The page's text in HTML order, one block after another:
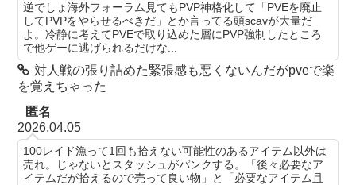
逆でしょ海外フォーラム見てもPVP神格化して「PVEを廃止
してPVPをやらせるべきだ」とか言ってる頭scavが大量だ
よ。冷静に考えてPVEで取り込めた層にPVP強制したところ
で他ゲーに逃げられるだけな...
対人戦の張り詰めた緊張感も悪くないんだがpveで楽
を覚えちゃった
匿名
2026.04.05
100レイド漁って1回も拾えない可能性のあるアイテム以外は
売れ。じゃないとスタッシュがパンクする。「後々必要なア
イテムだが拾えるので売って良い物」と「必要なアイテム且